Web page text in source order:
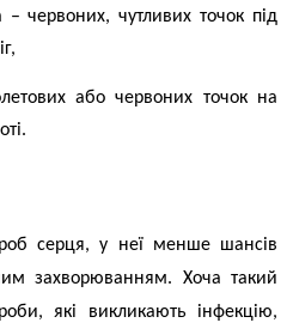
– червоних, чутливих точок під
або червоних точок на
серця, у неї менше шансів
захворюванням. Хоча такий
які викликають інфекцію,